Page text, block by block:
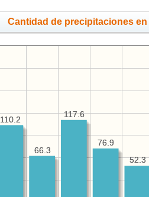
Cantidad de precipitaciones
52.3
76.9
117.6
66.3
110.2
52.3
76.9
117.6
66.3
110.2